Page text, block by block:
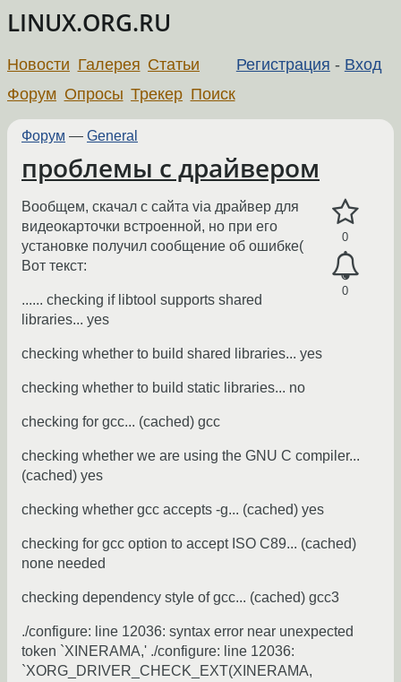
LINUX.ORG.RU
Регистрация - Вход
Новости Галерея Статьи
Форум Опросы Трекер Поиск
Форум — General
проблемы с драйвером
0
0
Вообщем, скачал с сайта via драйвер для
видеокарточки встроенной, но при его
установке получил сообщение об ошибке(
Вот текст:
...... checking if libtool supports shared
libraries... yes
checking whether to build shared libraries... yes
checking whether to build static libraries... no
checking for gcc... (cached) gcc
checking whether we are using the GNU C compiler...
(cached) yes
checking whether gcc accepts -g... (cached) yes
checking for gcc option to accept ISO C89... (cached)
none needed
checking dependency style of gcc... (cached) gcc3
./configure: line 12036: syntax error near unexpected
token `XINERAMA,' ./configure: line 12036:
`XORG_DRIVER_CHECK_EXT(XINERAMA,